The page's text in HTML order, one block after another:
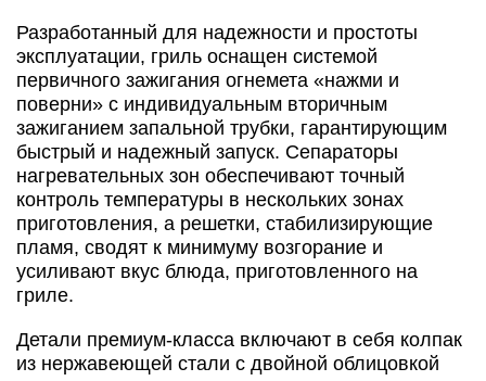
Разработанный для надежности и простоты
эксплуатации, гриль оснащен системой
первичного зажигания огнемета «нажми и
поверни» с индивидуальным вторичным
зажиганием запальной трубки, гарантирующим
быстрый и надежный запуск. Сепараторы
нагревательных зон обеспечивают точный
контроль температуры в нескольких зонах
приготовления, а решетки, стабилизирующие
пламя, сводят к минимуму возгорание и
усиливают вкус блюда, приготовленного на
гриле.
Детали премиум-класса включают в себя колпак
из нержавеющей стали с двойной облицовкой